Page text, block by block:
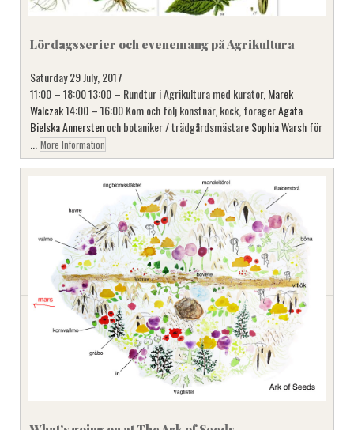
Lördagsserier och evenemang på Agrikultura
Saturday 29 July, 2017
11:00 – 18:00 13:00 – Rundtur i Agrikultura med kurator, Marek
Walczak14:00 – 16:00 Kom och följ konstnär, kock, foragerAgata
Bielska Annerstenoch botaniker / trädgårdsmästareSophia Warshför
More Information